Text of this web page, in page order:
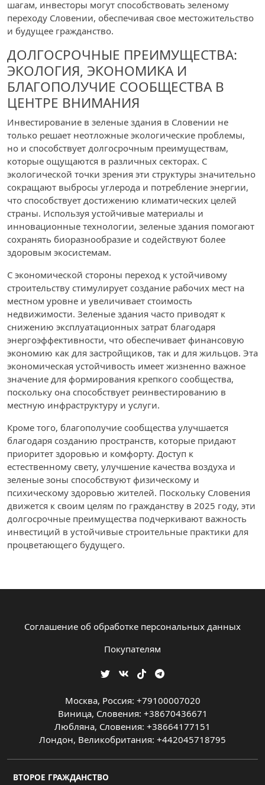
шагам, инвесторы могут способствовать зеленому
переходу Словении, обеспечивая свое местожительство
и будущее гражданство.
ДОЛГОСРОЧНЫЕ ПРЕИМУЩЕСТВА:
ЭКОЛОГИЯ, ЭКОНОМИКА И
БЛАГОПОЛУЧИЕ СООБЩЕСТВА В
ЦЕНТРЕ ВНИМАНИЯ
Инвестирование в зеленые здания в Словении не
только решает неотложные экологические проблемы,
но и способствует долгосрочным преимуществам,
которые ощущаются в различных секторах. С
экологической точки зрения эти структуры значительно
сокращают выбросы углерода и потребление энергии,
что способствует достижению климатических целей
страны. Используя устойчивые материалы и
инновационные технологии, зеленые здания помогают
сохранять биоразнообразие и содействуют более
здоровым экосистемам.
С экономической стороны переход к устойчивому
строительству стимулирует создание рабочих мест на
местном уровне и увеличивает стоимость
недвижимости. Зеленые здания часто приводят к
снижению эксплуатационных затрат благодаря
энергоэффективности, что обеспечивает финансовую
экономию как для застройщиков, так и для жильцов. Эта
экономическая устойчивость имеет жизненно важное
значение для формирования крепкого сообщества,
поскольку она способствует реинвестированию в
местную инфраструктуру и услуги.
Кроме того, благополучие сообщества улучшается
благодаря созданию пространств, которые придают
приоритет здоровью и комфорту. Доступ к
естественному свету, улучшение качества воздуха и
зеленые зоны способствуют физическому и
психическому здоровью жителей. Поскольку Словения
движется к своим целям по гражданству в 2025 году, эти
долгосрочные преимущества подчеркивают важность
инвестиций в устойчивые строительные практики для
процветающего будущего.
Соглашение об обработке персональных данных
Покупателям
Москва, Россия: +79100007020
Виница, Словения: +38670436671
Любляна, Словения: +38664177151
Лондон, Великобритания: +442045718795
ВТОРОЕ ГРАЖДАНСТВО